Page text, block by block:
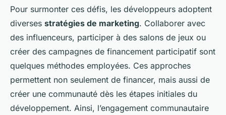
Pour surmonter ces défis, les développeurs adoptent
diverses stratégies de marketing. Collaborer avec
des influenceurs, participer à des salons de jeux ou
créer des campagnes de financement participatif sont
quelques méthodes employées. Ces approches
permettent non seulement de financer, mais aussi de
créer une communauté dès les étapes initiales du
développement. Ainsi, l’engagement communautaire